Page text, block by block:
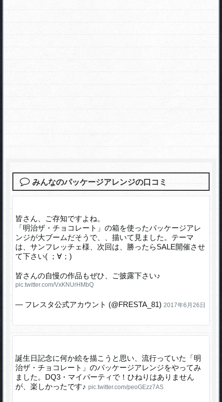
みんなのパッケージアレンジの口コミ
皆さん、ご存知ですよね。
「明治ザ・チョコレート」の箱を使ったパッケージアレ
ンジが大ブームだそうで、、描いて見ました。テーマ
は、サンフレッチェ様、次回は、勝ったらSALE開催させ
て下さい( ；∀；)
皆さんの自慢の作品もぜひ、ご披露下さい♪
pic.twitter.com/VxKNUrHMbQ
— フレスタ公式アカウント (@FRESTA_81) 2017年6月26日
誕生日記念に何か絵を描こうと思い、流行っていた「明
治ザ・チョコレート」のパッケージアレンジをやってみ
ました。DQ3・マイパーティで！ひねりはありません
が、楽しかったです♪pic.twitter.com/peoGEzz7AS